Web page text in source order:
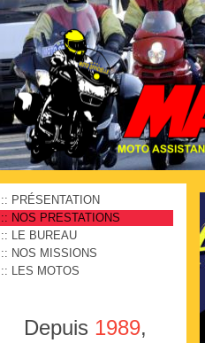
PRÉSENTATION
NOS PRESTATIONS
LE BUREAU
NOS MISSIONS
LES MOTOS
Depuis 1989,